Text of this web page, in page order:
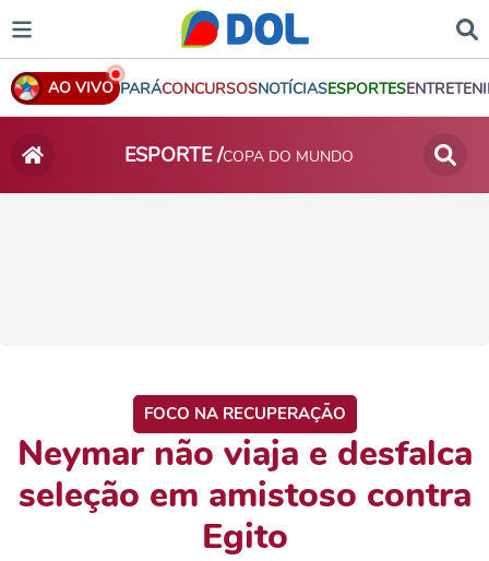
AO VIVO PARÁCONCURSOSNOTÍCIASESPORTES
ESPORTE /COPA DO MUNDO
FOCO NA RECUPERAÇÃO
Neymar não viaja e desfalca
seleção em amistoso contra
Egito